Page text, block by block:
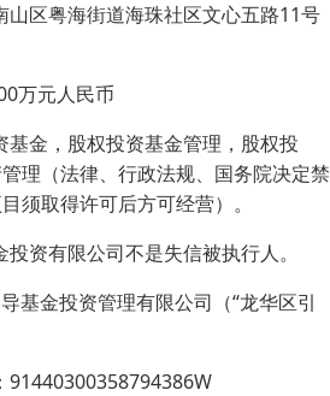
山区粤海街道海珠社区文心五路11号
万元人民币
基金，股权投资基金管理，股权投
理（法律、行政法规、国务院决定禁
须取得许可后方可经营）。
资有限公司不是失信被执行人。
基金投资管理有限公司（“龙华区引
91440300358794386W